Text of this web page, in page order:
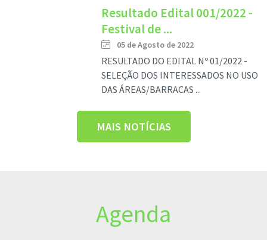
Resultado Edital 001/2022 -
Festival de ...
05 de Agosto de 2022
RESULTADO DO EDITAL Nº 01/2022 -
SELEÇÃO DOS INTERESSADOS NO USO
DAS ÁREAS/BARRACAS ...
MAIS NOTÍCIAS
Agenda